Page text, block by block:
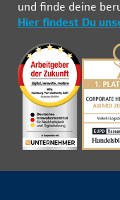
und fin­de deine
Hier findest Du